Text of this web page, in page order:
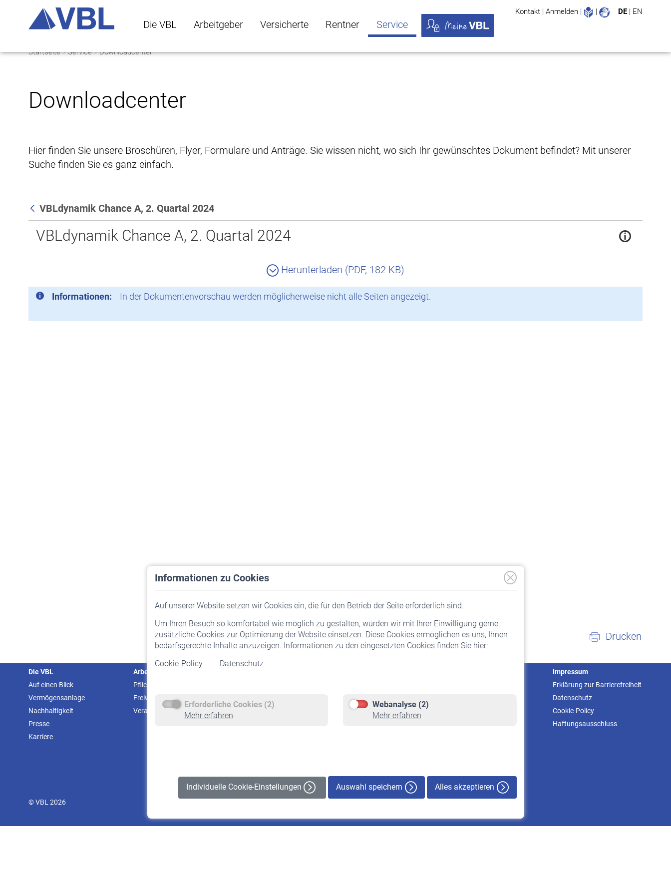
Die VBL Arbeitgeber Versicherte Rentner Service
Kontakt | Anmelden | Leichte Sprache
| DE | EN
Startseite Service Downloadcenter
Downloadcenter
Hier finden Sie unsere Broschüren, Flyer, Formulare und Anträge. Sie wissen nicht, wo sich Ihr gewünschtes Dokument befindet? Mit unserer
Suche finden Sie es ganz einfach.
Zurück
VBLdynamik Chance A, 2. Quartal 2024
VBLdynamik Chance A, 2. Quartal 2024
Herunterladen (PDF, 182 KB)
Informationen: In der Dokumentenvorschau werden möglicherweise nicht alle Seiten angezeigt.
Informationen zu Cookies
Auf unserer Website setzen wir Cookies ein, die für den Betrieb der Seite erforderlich sind.
Um Ihren Besuch so komfortabel wie möglich zu gestalten, würden wir mit Ihrer Einwilligung gerne
zusätzliche Cookies zur Optimierung der Website einsetzen. Diese Cookies ermöglichen es uns, Ihnen
bedarfsgerechte Inhalte anzuzeigen. Informationen zu den eingesetzten Cookies finden Sie hier:
Cookie-Policy
Datenschutz
Erforderliche Cookies (2)
Mehr erfahren
Webanalyse (2)
Mehr erfahren
Individuelle Cookie-Einstellungen Auswahl speichern Alles akzeptieren
Drucken
Die VBL
Auf einen Blick
Vermögensanlage
Nachhaltigkeit
Presse
Karriere
Arbeitgeber
Pflichtversicherung
Freiwillige Versicherung
Veranstaltungen
Staatliche Förderung
Rente beantragen
Rentenauszahlung
Impressum
Erklärung zur Barrierefreiheit
Datenschutz
Cookie-Policy
Haftungsausschluss
© VBL 2026